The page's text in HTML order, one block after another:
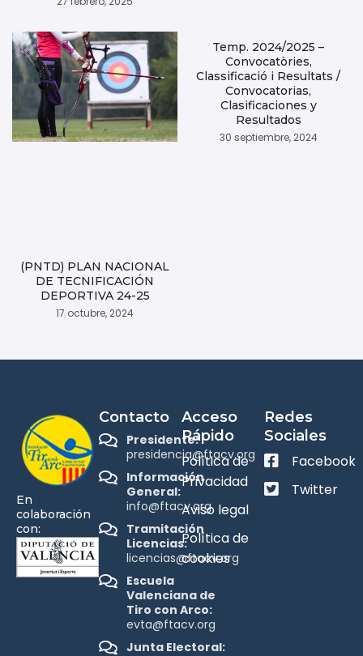
(PNTD) PLAN NACIONAL
DE TECNIFICACIÓN
DEPORTIVA 24-25
17 octubre, 2024
Temp. 2024/2025 –
Convocatòries,
Classificació i Resultats /
Convocatorias,
Clasificaciones y
Resultados
30 septiembre, 2024
En
colaboración
con:
Contacto
Presidente:
presidencia@ftacv.org
Información
General:
info@ftacv.org
Tramitación
Licencias:
licencias@ftacv.org
Escuela
Valenciana de
Tiro con Arco:
evta@ftacv.org
Junta Electoral:
Acceso
Rápido
Política de
Privacidad
Aviso legal
Política de
cookies
Redes
Sociales
Facebook
Twitter